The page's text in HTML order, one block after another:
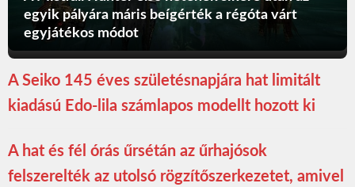
egyik pályára máris beígérték a régóta várt
egyjátékos módot
A Seiko 145 éves születésnapjára hat limitált
kiadású Edo-lila számlapos modellt hozott ki
A hat és fél órás űrsétán az űrhajósok
felszerelték az utolsó rögzítőszerkezetet, amivel